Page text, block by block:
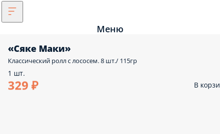
Меню
«Сяке Маки»
Классический ролл с лососем. 8 шт./ 115гр
1 шт.
329 ₽ В